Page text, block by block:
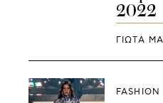
2022
ΓΙΩΤΑ
FASHION